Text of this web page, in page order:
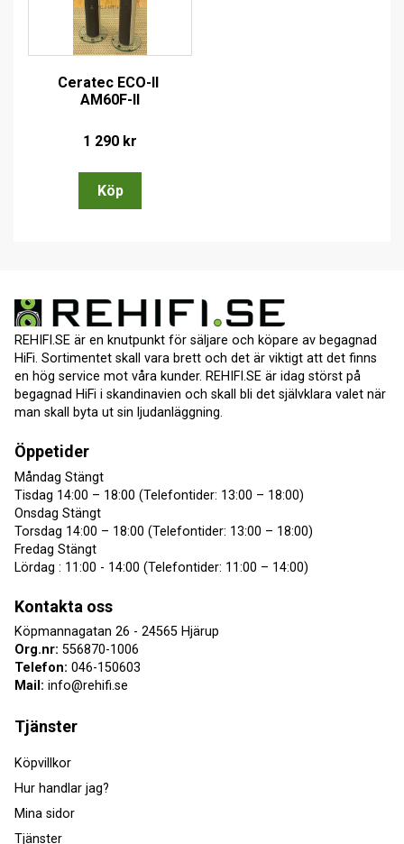
Ceratec ECO-II
AM60F-II
1 290 kr
REHIFI.SE är en knutpunkt för säljare och köpare av begagnad
HiFi. Sortimentet skall vara brett och det är viktigt att det finns
en hög service mot våra kunder. REHIFI.SE är idag störst på
begagnad HiFi i skandinavien och skall bli det självklara valet när
man skall byta ut sin ljudanläggning.
Öppetider
Måndag Stängt
Tisdag 14:00 – 18:00 (Telefontider: 13:00 – 18:00)
Onsdag Stängt
Torsdag 14:00 – 18:00 (Telefontider: 13:00 – 18:00)
Fredag Stängt
Lördag : 11:00 - 14:00 (Telefontider: 11:00 – 14:00)
Kontakta oss
Köpmannagatan 26 - 24565 Hjärup
Org.nr: 556870-1006
Telefon: 046-150603
Mail: info@rehifi.se
Tjänster
Köpvillkor
Hur handlar jag?
Mina sidor
Tjänster